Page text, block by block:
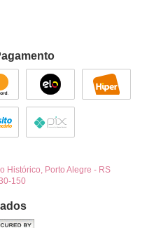
Histórico, Porto Alegre - RS
150